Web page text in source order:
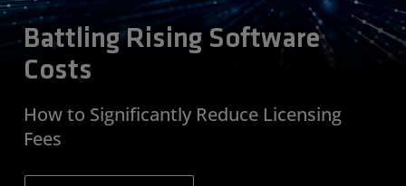
Battling Rising Software
Costs
How to Significantly Reduce Licensing
Fees